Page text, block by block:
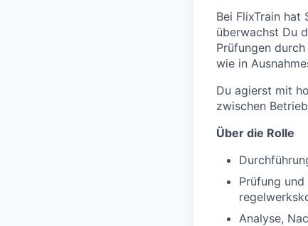
Bei FlixTrain
überwachst Du
Prüfungen
wie in
Du agierst mit
zwischen
Über die Rolle
Prüfung
Analyse,